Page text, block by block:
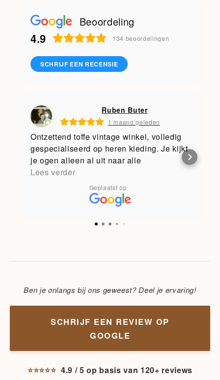
Beoordeling
4.9 134 beoordelingen
SCHRIJF EEN RECENSIE
Ruben Buter
1 maand geleden
Ontzettend toffe vintage winkel, volledig
gespecialiseerd op heren kleding. Je kijkt
je ogen alleen al uit naar alle
memorabilia die de eigenaar verzameld
en geëxposeerd heeft. Daarnaast is alles
gewassen, gestreken en keurig op maat
gesorteerd. En dan heb ik het nog niet
Lees verder
Geplaatst op
Ben je onlangs bij ons geweest? Deel je ervaring!
SCHRIJF EEN REVIEW OP
GOOGLE
⭐⭐⭐⭐⭐ 4.9 / 5 op basis van 120+ reviews